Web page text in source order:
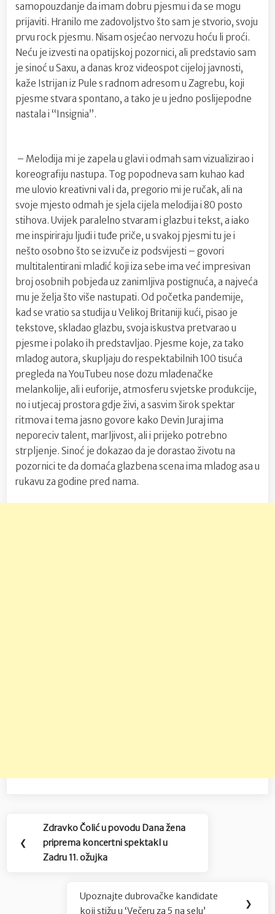
samopouzdanje da imam dobru pjesmu i da se mogu
prijaviti. Hranilo me zadovoljstvo što sam je stvorio, svoju
prvu rock pjesmu. Nisam osjećao nervozu hoću li proći.
Neću je izvesti na opatijskoj pozornici, ali predstavio sam
je sinoć u Saxu, a danas kroz videospot cijeloj javnosti,
kaže Istrijan iz Pule s radnom adresom u Zagrebu, koji
pjesme stvara spontano, a tako je u jedno poslijepodne
nastala i “Insignia”.
– Melodija mi je zapela u glavi i odmah sam vizualizirao i
koreografiju nastupa. Tog popodneva sam kuhao kad
me ulovio kreativni val i da, pregorio mi je ručak, ali na
svoje mjesto odmah je sjela cijela melodija i 80 posto
stihova. Uvijek paralelno stvaram i glazbu i tekst, a iako
me inspiriraju ljudi i tuđe priče, u svakoj pjesmi tu je i
nešto osobno što se izvuče iz podsvijesti – govori
multitalentirani mladić koji iza sebe ima već impresivan
broj osobnih pobjeda uz zanimljiva postignuća, a najveća
mu je želja što više nastupati. Od početka pandemije,
kad se vratio sa studija u Velikoj Britaniji kući, pisao je
tekstove, skladao glazbu, svoja iskustva pretvarao u
pjesme i polako ih predstavljao. Pjesme koje, za tako
mladog autora, skupljaju do respektabilnih 100 tisuća
pregleda na YouTubeu nose dozu mladenačke
melankolije, ali i euforije, atmosferu svjetske produkcije,
no i utjecaj prostora gdje živi, a sasvim širok spektar
ritmova i tema jasno govore kako Devin Juraj ima
neporeciv talent, marljivost, ali i prijeko potrebno
strpljenje. Sinoć je dokazao da je dorastao životu na
pozornici te da domaća glazbena scena ima mladog asa u
rukavu za godine pred nama.
Navigacija
objava
❮
Previous
Post:
Zdravko Čolić u povodu Dana žena
priprema koncertni spektakl u
Zadru 11. ožujka
Next
Upoznajte dubrovačke kandidate
koji stižu u ‘Večeru za 5 na selu’
❯